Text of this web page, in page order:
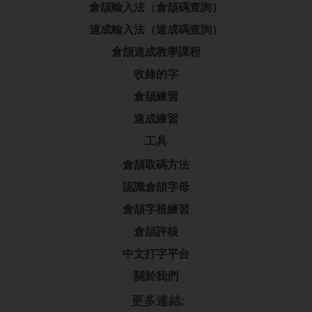
倉頡輸入法（倉頡碼查詢）
速成輸入法（速成碼查詢）
倉頡速成教學課程
收錄的字
倉頡練習
速成練習
工具
倉頡取碼方法
認識倉頡字母
倉頡字根練習
倉頡評核
中文打字平台
關於我們
更多連結: